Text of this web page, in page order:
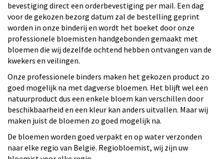
bevestiging direct een orderbevestiging per mail. Een dag
voor de gekozen bezorg datum zal de bestelling geprint
worden in onze binderij en wordt het boeket door onze
professionele bloemisten handgebonden gemaakt met
bloemen die wij dezelfde ochtend hebben ontvangen van de
kwekers en veilingen.
Onze professionele binders maken het gekozen product zo
goed mogelijk na met dagverse bloemen. Het blijft wel een
natuurproduct dus een enkele bloem kan verschillen door
beschikbaarheid en een kleur kan anders uitvallen. Maar wij
maken juist de bloemen zo goed mogelijk na.
De bloemen worden goed verpakt en op water verzonden
naar elke regio van België. Regiobloemist, wij zijn uw